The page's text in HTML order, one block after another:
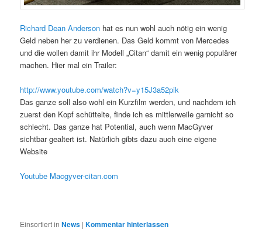
Richard Dean Anderson hat es nun wohl auch nötig ein wenig
Geld neben her zu verdienen. Das Geld kommt von Mercedes
und die wollen damit ihr Modell „Citan“ damit ein wenig populärer
machen. Hier mal ein Trailer:
http://www.youtube.com/watch?v=y15J3a52pik
Das ganze soll also wohl ein Kurzfilm werden, und nachdem ich
zuerst den Kopf schüttelte, finde ich es mittlerweile garnicht so
schlecht. Das ganze hat Potential, auch wenn MacGyver
sichtbar gealtert ist. Natürlich gibts dazu auch eine eigene
Website
Youtube Macgyver-citan.com
Einsortiert in News |Kommentar hinterlassen